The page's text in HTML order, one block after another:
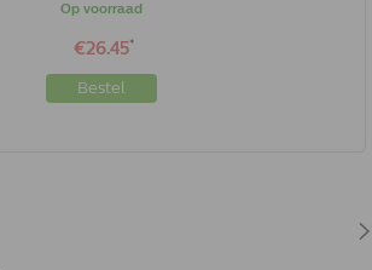
Op voorraad
€26.45*
Bestel